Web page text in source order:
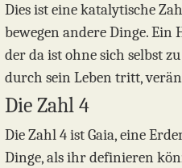
Dies ist eine katalytische
bewegen andere Dinge. Ein
der da ist ohne sich selbst
durch sein Leben tritt,
Die Zahl 4
Die Zahl 4 ist Gaia, eine
Dinge, als ihr definieren